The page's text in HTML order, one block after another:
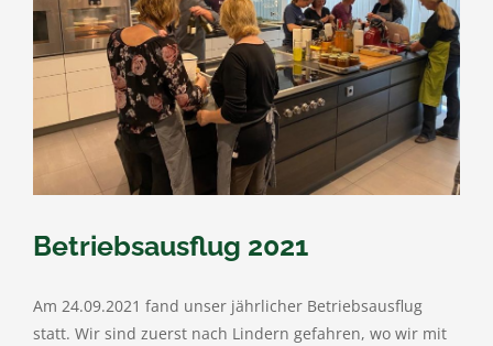
Betriebsausflug 2021
Am 24.09.2021 fand unser jährlicher Betriebsausflug
statt. Wir sind zuerst nach Lindern gefahren, wo wir mit